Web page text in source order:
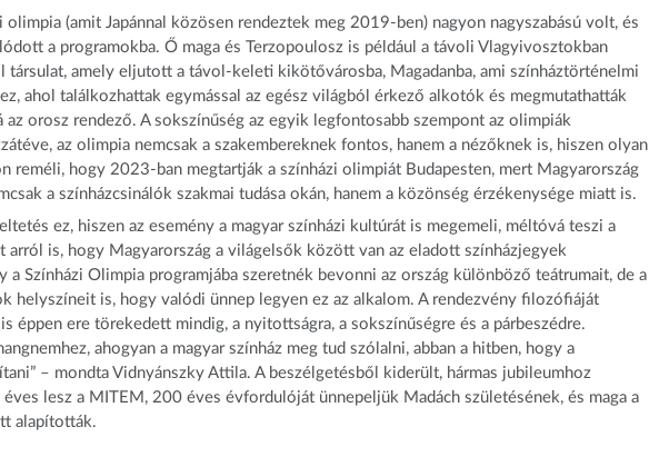
(amit Japánnal közösen rendeztek meg 2019-ben) nagyon nagyszabású volt, és
a programokba. Ő maga és Terzopoulosz is például a távoli Vlagyivosztokban
amely eljutott a távol-keleti kikötővárosba, Magadanba, ami színháztörténelmi
ahol találkozhattak egymással az egész világból érkező alkotók és megmutathatták
orosz rendező. A sokszínűség az egyik legfontosabb szempont az olimpiák
az olimpia nemcsak a szakembereknek fontos, hanem a nézőknek is, hiszen olyan
reméli, hogy 2023-ban megtartják a színházi olimpiát Budapesten, mert Magyarország
a színházcsinálók szakmai tudása okán, hanem a közönség érzékenysége miatt is.
ez, hiszen az esemény a magyar színházi kultúrát is megemeli, méltóvá teszi a
arról is, hogy Magyarország a világelsők között van az eladott színházjegyek
a Színházi Olimpia programjába szeretnék bevonni az ország különböző teátrumait, de a
helyszíneit is, hogy valódi ünnep legyen ez az alkalom. A rendezvény filozófiáját
éppen ere törekedett mindig, a nyitottságra, a sokszínűségre és a párbeszédre.
ahogyan a magyar színház meg tud szólalni, abban a hitben, hogy a
– mondta Vidnyánszky Attila. A beszélgetésből kiderült, hármas jubileumhoz
lesz a MITEM, 200 éves évfordulóját ünnepeljük Madách születésének, és maga a
alapították.